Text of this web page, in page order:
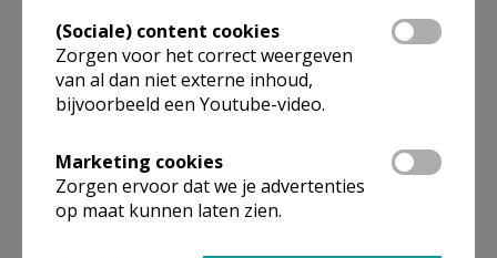
Maar het is aan de volwassenen om die Geest opnieuw te
beamen, de eigen geest met Gods heilige Geest bewust te
verbinden en zo ‘kind van God’ te willen zijn te midden van de
wereld.
Wij wensen op deze startzondag dan ook aan alle
gedoopten deze geestelijke beaming toe, het goddelijk
avontuur in de Geest, de volwassen en hedendaagse
(Sociale) content cookies
Zorgen voor het correct weergeven
van al dan niet externe inhoud,
bijvoorbeeld een Youtube-video.
Marketing cookies
Zorgen ervoor dat we je advertenties
op maat kunnen laten zien.